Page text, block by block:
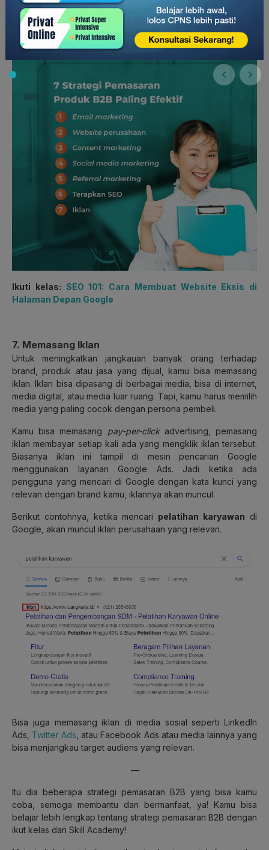
alt text image, judul, tautan, internal link, dan lainnya)
Off-page SEO (link building, backlink, dan sebagainya)
Ikuti kelas: SEO 101: Cara Membuat Website Eksis di
Halaman Depan Google
7. Memasang Iklan
Untuk meningkatkan jangkauan banyak orang terhadap
brand, produk atau jasa yang dijual, kamu bisa memasang
iklan. Iklan bisa dipasang di berbagai media, bisa di internet,
media digital, atau media luar ruang. Tapi, kamu harus memilih
media yang paling cocok dengan persona pembeli.
Kamu bisa memasang pay-per-clickadvertising, pemasang
iklan membayar setiap kali ada yang mengklik iklan tersebut.
Biasanya iklan ini tampil di mesin pencarian Google
menggunakan layanan Google Ads. Jadi ketika ada
pengguna yang mencari di Google dengan kata kunci yang
relevan dengan brand kamu, iklannya akan muncul.
Berikut contohnya, ketika mencari pelatihan karyawan di
Google, akan muncul iklan perusahaan yang relevan.
Bisa juga memasang iklan di media sosial seperti LinkedIn
Ads, Twitter Ads , atau Facebook Ads atau media lainnya yang
bisa menjangkau target audiens yang relevan.
—
Itu dia beberapa strategi pemasaran B2B yang bisa kamu
coba, semoga membantu dan bermanfaat, ya! Kamu bisa
belajar lebih lengkap tentang strategi pemasaran B2B dengan
ikut kelas dari Skill Academy!